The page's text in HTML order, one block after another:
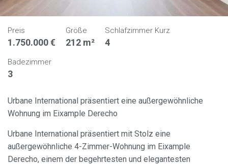
Preis
1.750.000 €
Größe
212 m²
Schlafzimmer Kurz
4
Badezimmer
3
Urbane International präsentiert eine außergewöhnliche
Wohnung im Eixample Derecho
Urbane International präsentiert mit Stolz eine
außergewöhnliche 4-Zimmer-Wohnung im Eixample
Derecho, einem der begehrtesten und elegantesten